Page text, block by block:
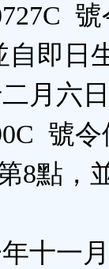
自即日
月六
號
8點，
十一